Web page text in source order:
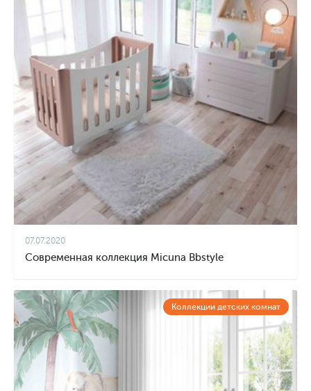
07.07.2020
Современная коллекция Micuna Bbstyle
Коллекции детских комнат